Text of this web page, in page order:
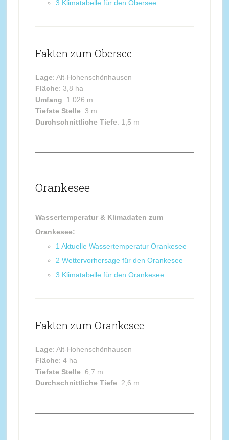
3 Klimatabelle für den Obersee
Fakten zum Obersee
Lage: Alt-Hohenschönhausen
Fläche: 3,8 ha
Umfang: 1.026 m
Tiefste Stelle: 3 m
Durchschnittliche Tiefe: 1,5 m
Orankesee
Wassertemperatur & Klimadaten zum
Orankesee:
1 Aktuelle Wassertemperatur Orankesee
2 Wettervorhersage für den Orankesee
3 Klimatabelle für den Orankesee
Fakten zum Orankesee
Lage: Alt-Hohenschönhausen
Fläche: 4 ha
Tiefste Stelle: 6,7 m
Durchschnittliche Tiefe: 2,6 m